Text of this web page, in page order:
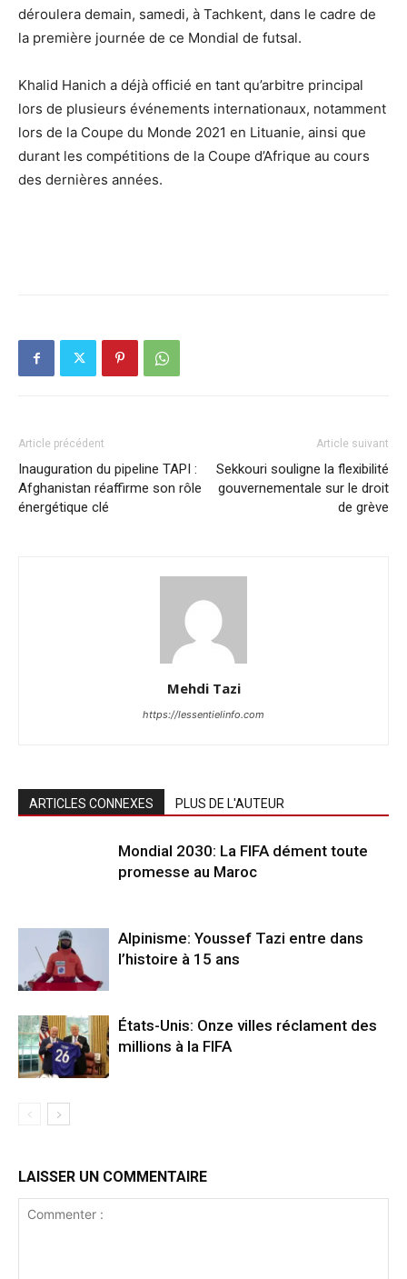
déroulera demain, samedi, à Tachkent, dans le cadre de
la première journée de ce Mondial de futsal.
Khalid Hanich a déjà officié en tant qu’arbitre principal
lors de plusieurs événements internationaux, notamment
lors de la Coupe du Monde 2021 en Lituanie, ainsi que
durant les compétitions de la Coupe d’Afrique au cours
des dernières années.
Article précédent
Inauguration du pipeline TAPI :
Afghanistan réaffirme son rôle
énergétique clé
Article suivant
Sekkouri souligne la flexibilité
gouvernementale sur le droit
de grève
Mehdi Tazi
https://lessentielinfo.com
ARTICLES CONNEXES PLUS DE L'AUTEUR
Mondial 2030: La FIFA dément toute
promesse au Maroc
Alpinisme: Youssef Tazi entre dans
l’histoire à 15 ans
États-Unis: Onze villes réclament des
millions à la FIFA
LAISSER UN COMMENTAIRE